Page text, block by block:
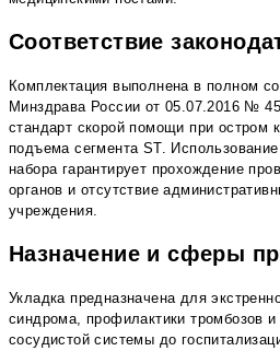
Соответствие
Комплектация выполнена в полном
Минздрава России от 05.07.2016 №
стандарт скорой помощи при остром
подъема сегмента ST.
набора гарантирует прохождение
органов и отсутствие
учреждения.
Назначение и сферы
Укладка предназначена для
синдрома, профилактики тромбозов
сосудистой системы до